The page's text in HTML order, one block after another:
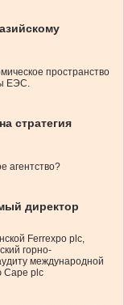
пространство
ЕЭС.
стратегия
агентство?
директор
Ferrexpo plc,
горно-
международной
Cape plc